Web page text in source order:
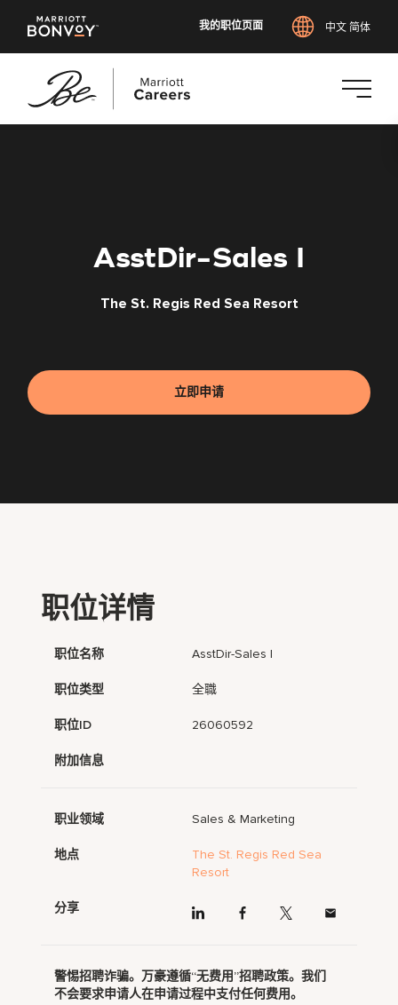
我的职位页面 中文 简体
AsstDir-Sales I
The St. Regis Red Sea Resort
立即申请
职位详情
职位名称 AsstDir-Sales I
职位类型 全職
职位ID 26060592
附加信息
职业领域 Sales & Marketing
地点
The St. Regis Red Sea
Resort
分享
警惕招聘诈骗。万豪遵循“无费用”招聘政策。我们
不会要求申请人在申请过程中支付任何费用。